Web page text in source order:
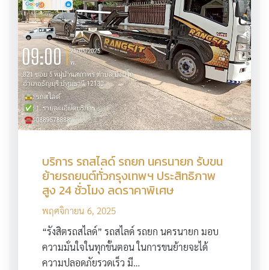
บริการ รถสไลด์ รถยก นครนายก รับขน
ย้ายรถยนต์ทั่วกรุงเทพฯ ประสิทธิภาพ
สูง 24 ชั่วโมง ลดราคาพิเศษ
พฤศจิกายน 6, 2025
“รังสิตรถสไลด์” รถสไลด์ รถยก นครนายก มอบ
ความมั่นใจในทุกขั้นตอน ในการขนย้ายจะได้
ความปลอดภัยรวดเร็ว มี…